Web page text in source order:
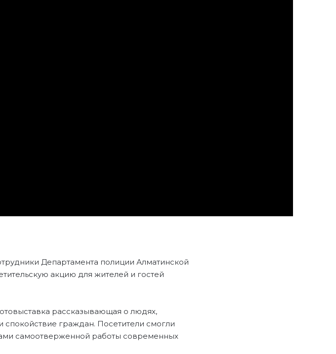
Департамента полиции Алматинской
акцию для жителей и гостей
рассказывающая о людях,
граждан. Посетители смогли
самоотверженной работы современных